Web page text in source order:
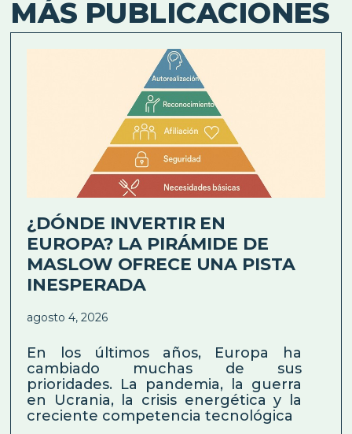
MÁS PUBLICACIONES
¿DÓNDE INVERTIR EN
EUROPA? LA PIRÁMIDE DE
MASLOW OFRECE UNA PISTA
INESPERADA
agosto 4, 2026
En los últimos años, Europa ha
cambiado muchas de sus
prioridades. La pandemia, la guerra
en Ucrania, la crisis energética y la
creciente competencia tecnológica